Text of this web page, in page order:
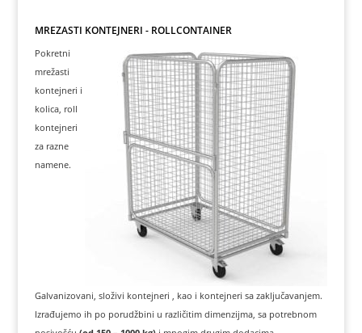
MREŽASTI KONTEJNERI - ROLLCONTAINER
Pokretni
mrežasti
kontejneri i
kolica, roll
kontejneri
za razne
namene.
Galvanizovani, složivi kontejneri , kao i kontejneri sa zaključavanjem.
Izrađujemo ih po porudžbini u različitim dimenzijma, sa potrebnom